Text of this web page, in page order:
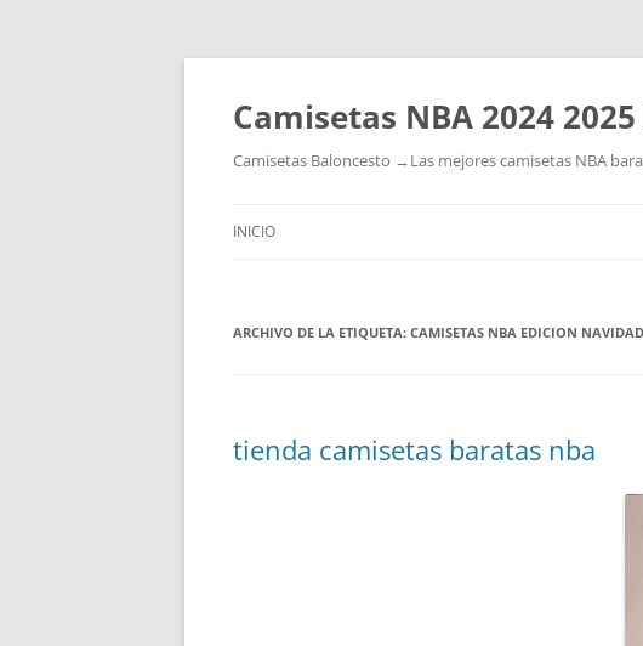
Camisetas NBA 2024
Camisetas Baloncesto →Las mejores camisetas NBA
INICIO
ARCHIVO DE LA ETIQUETA: CAMISETAS NBA EDICION NAVIDAD
tienda camisetas baratas nba